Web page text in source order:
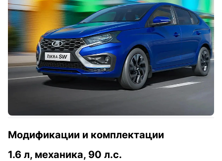
Модификации и комплектации
1.6 л, механика, 90 л.с.